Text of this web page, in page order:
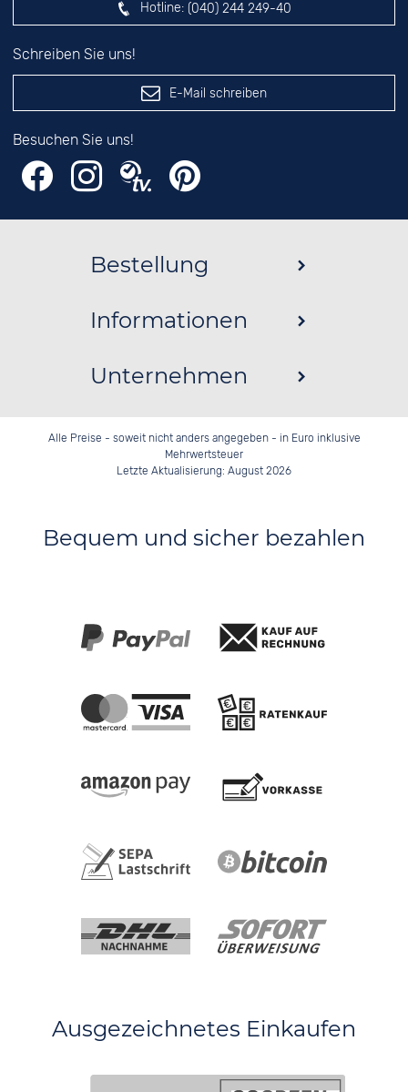
Hotline: (040) 244 249-40
Schreiben Sie uns!
E-Mail schreiben
Besuchen Sie uns!
Bestellung
Informationen
Unternehmen
Alle Preise - soweit nicht anders angegeben - in Euro inklusive
Mehrwertsteuer
Letzte Aktualisierung: August 2026
Bequem und sicher bezahlen
Ausgezeichnetes Einkaufen